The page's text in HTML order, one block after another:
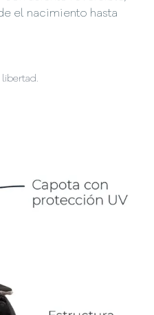
el nacimiento hasta